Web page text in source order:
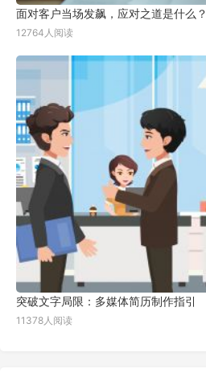
面对客户当场发飙，应对之道是什么？
12764人阅读
突破文字局限：多媒体简历制作指引
11378人阅读